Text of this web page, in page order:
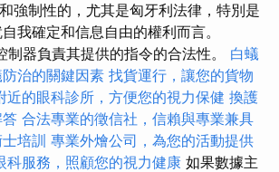
強制性的，尤其是匈牙利法律，特別是
我確定和信息自由的權利而言。
器負責其提供的指令的合法性。 白蟻
治的關鍵因素 找貨運行，讓您的貨物
近的眼科診所，方便您的視力保健 換護
合法專業的徵信社，信賴與專業兼具
培訓 專業外燴公司，為您的活動提供
科服務，照顧您的視力健康 如果數據主